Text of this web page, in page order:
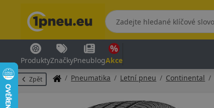
ProduktyZnačkyPneublogAkce
Zpět Pneumatika Letní pneu Continental